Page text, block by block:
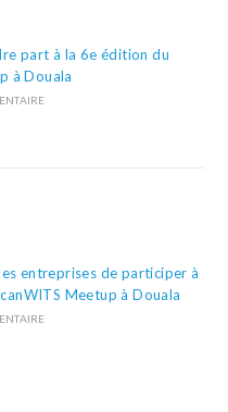
part à la 6e édition du
à Douala
entreprises de participer à
Meetup à Douala